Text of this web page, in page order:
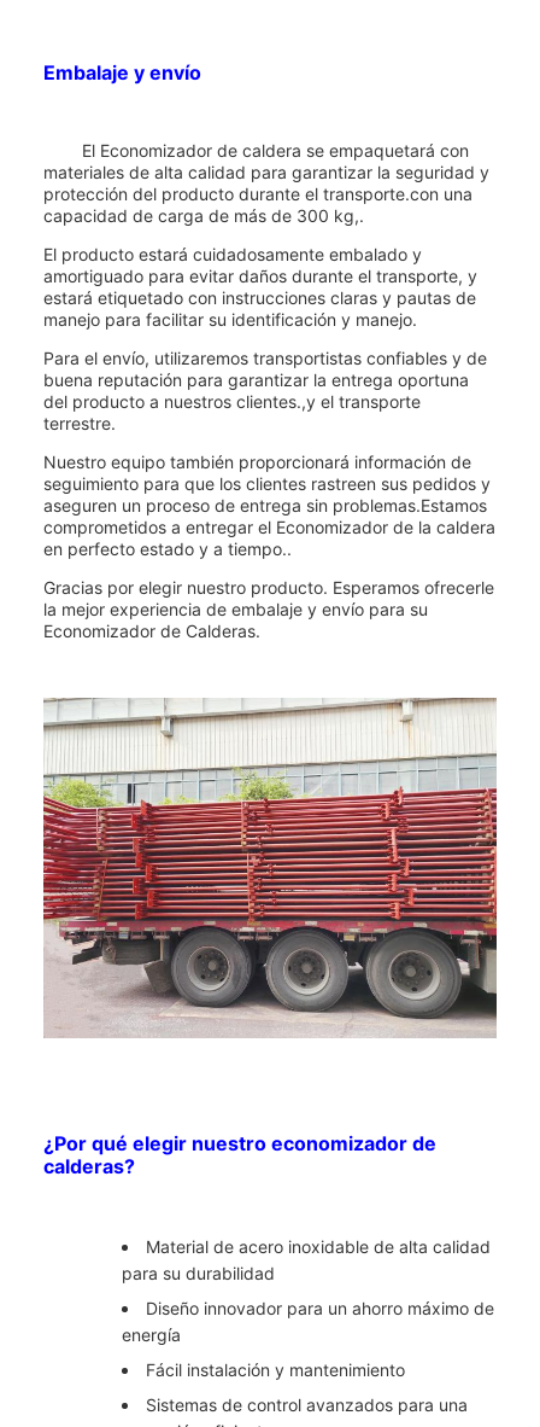
Embalaje y envío
El Economizador de caldera se empaquetará con
materiales de alta calidad para garantizar la seguridad y
protección del producto durante el transporte.con una
capacidad de carga de más de 300 kg,.
El producto estará cuidadosamente embalado y
amortiguado para evitar daños durante el transporte, y
estará etiquetado con instrucciones claras y pautas de
manejo para facilitar su identificación y manejo.
Para el envío, utilizaremos transportistas confiables y de
buena reputación para garantizar la entrega oportuna
del producto a nuestros clientes.,y el transporte
terrestre.
Nuestro equipo también proporcionará información de
seguimiento para que los clientes rastreen sus pedidos y
aseguren un proceso de entrega sin problemas.Estamos
comprometidos a entregar el Economizador de la caldera
en perfecto estado y a tiempo..
Gracias por elegir nuestro producto. Esperamos ofrecerle
la mejor experiencia de embalaje y envío para su
Economizador de Calderas.
¿Por qué elegir nuestro economizador de
calderas?
Material de acero inoxidable de alta calidad
para su durabilidad
Diseño innovador para un ahorro máximo de
energía
Fácil instalación y mantenimiento
Sistemas de control avanzados para una